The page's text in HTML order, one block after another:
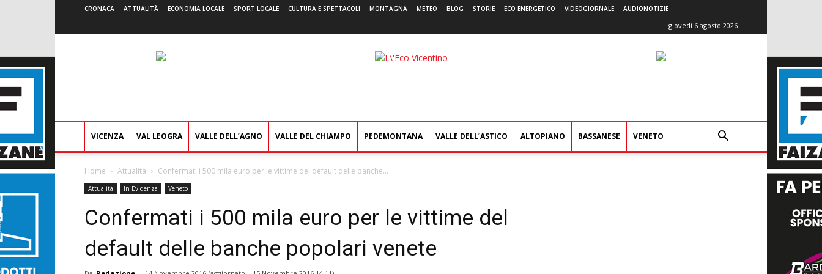
CRONACA ATTUALITÀ ECONOMIA LOCALE SPORT LOCALE CULTURA E SPETTACOLI MONTAGNA METEO BLOG STORIE ECO ENERGETICO VIDEOGIORNALE AUDIONOTIZIE
giovedì 6 agosto 2026
L'Eco
VICENZA VAL LEOGRA VALLE DELL’AGNO VALLE DEL CHIAMPO PEDEMONTANA VALLE DELL’ASTICO ALTOPIANO BASSANESE VENETO
Home Attualità Confermati i 500 mila euro per le vittime del default delle banche...
Attualità In Evidenza Veneto
Confermati i 500 mila euro per le vittime del
default delle banche popolari venete